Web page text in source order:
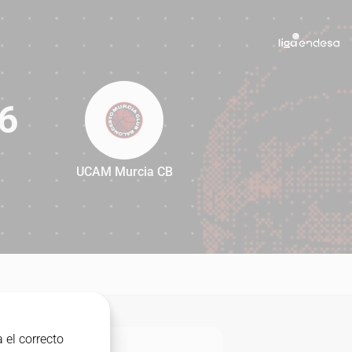
96
UCAM Murcia CB
el correcto